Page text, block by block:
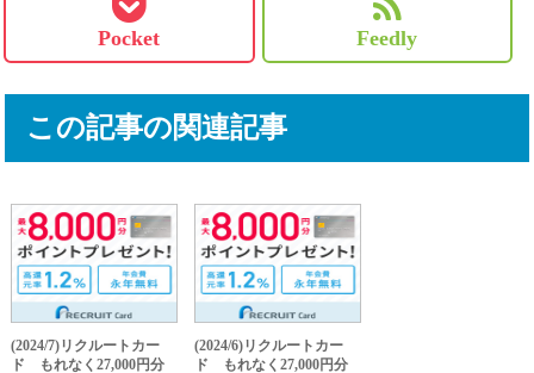
Pocket Feedly
この記事の関連記事
(2024/7)リクルートカー
ド もれなく27,000円分
(2024/6)リクルートカー
ド もれなく27,000円分